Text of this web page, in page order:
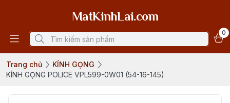
MatKinhLai.com
0
Trang chủ
KÍNH GỌNG
KÍNH GỌNG POLICE VPL599-0W01 (54-16-145)